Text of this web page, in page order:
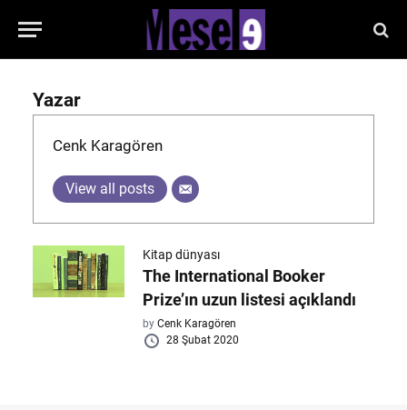
Yazar
Cenk Karagören
View all posts
Kitap dünyası
The International Booker
Prize’ın uzun listesi açıklandı
byCenk Karagören
28 Şubat 2020